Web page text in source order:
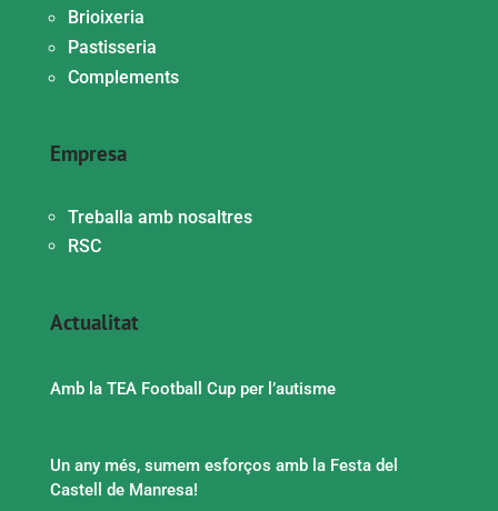
Brioixeria
Pastisseria
Complements
Empresa
Treballa amb nosaltres
RSC
Actualitat
Amb la TEA Football Cup per l’autisme
Un any més, sumem esforços amb la Festa del
Castell de Manresa!